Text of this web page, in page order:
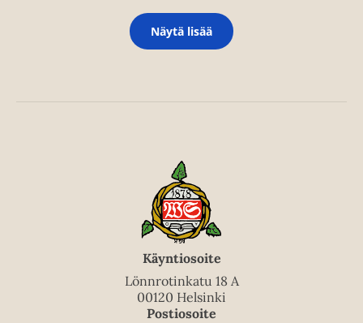
Näytä lisää
Käyntiosoite
Lönnrotinkatu 18 A
00120 Helsinki
Postiosoite